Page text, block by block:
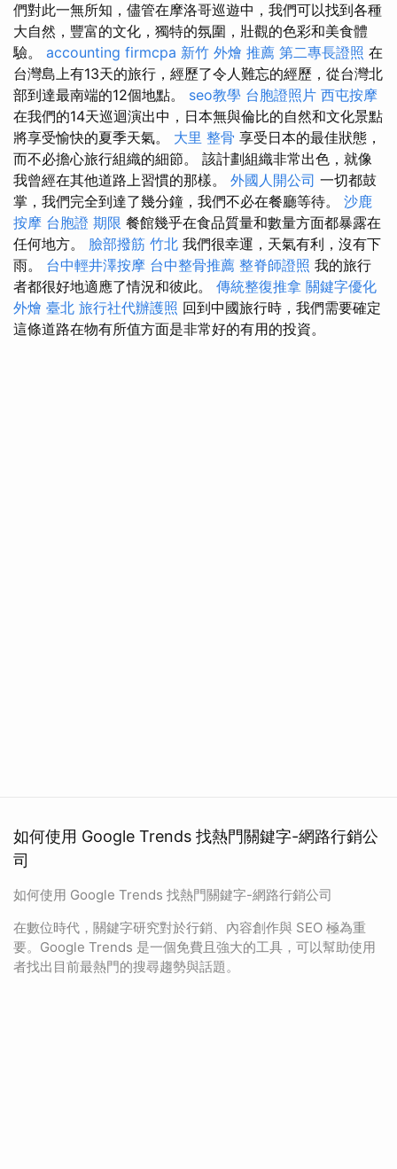
們對此一無所知，儘管在摩洛哥巡遊中，我們可以找到各種
大自然，豐富的文化，獨特的氛圍，壯觀的色彩和美食體
驗。 accounting firmcpa 新竹 外燴 推薦 第二專長證照 在
台灣島上有13天的旅行，經歷了令人難忘的經歷，從台灣北
部到達最南端的12個地點。 seo教學 台胞證照片 西屯按摩
在我們的14天巡迴演出中，日本無與倫比的自然和文化景點
將享受愉快的夏季天氣。 大里 整骨 享受日本的最佳狀態，
而不必擔心旅行組織的細節。 該計劃組織非常出色，就像
我曾經在其他道路上習慣的那樣。 外國人開公司 一切都鼓
掌，我們完全到達了幾分鐘，我們不必在餐廳等待。 沙鹿
按摩 台胞證 期限 餐館幾乎在食品質量和數量方面都暴露在
任何地方。 臉部撥筋 竹北 我們很幸運，天氣有利，沒有下
雨。 台中輕井澤按摩 台中整骨推薦 整脊師證照 我的旅行
者都很好地適應了情況和彼此。 傳統整復推拿 關鍵字優化
外燴 臺北 旅行社代辦護照 回到中國旅行時，我們需要確定
這條道路在物有所值方面是非常好的有用的投資。
如何使用 Google Trends 找熱門關鍵字-網路行銷公
司
如何使用 Google Trends 找熱門關鍵字-網路行銷公司
在數位時代，關鍵字研究對於行銷、內容創作與 SEO 極為重
要。Google Trends 是一個免費且強大的工具，可以幫助使用
者找出目前最熱門的搜尋趨勢與話題。